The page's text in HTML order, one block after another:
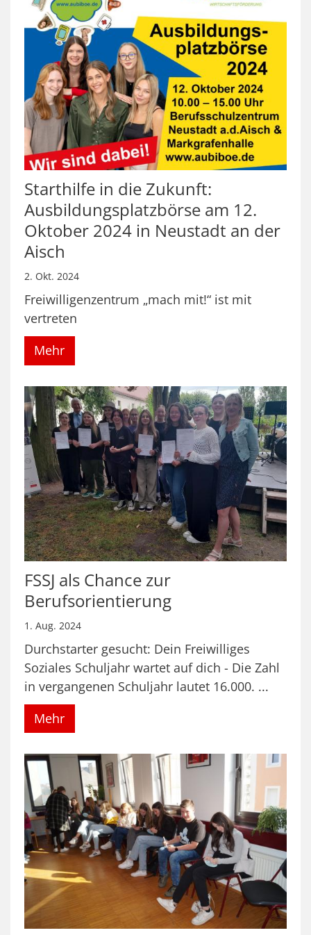
Starthilfe in die Zukunft:
Ausbildungsplatzbörse am 12.
Oktober 2024 in Neustadt an der
Aisch
2. Okt. 2024
Freiwilligenzentrum „mach mit!“ ist mit
vertreten
Mehr
FSSJ als Chance zur
Berufsorientierung
1. Aug. 2024
Durchstarter gesucht: Dein Freiwilliges
Soziales Schuljahr wartet auf dich - Die Zahl
in vergangenen Schuljahr lautet 16.000. ...
Mehr